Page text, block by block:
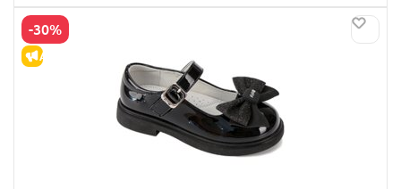
-30%
ALLAHINDLUS